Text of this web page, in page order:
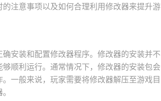
注意事项以及如何合理利用修改器来提升游
安装和配置修改器程序。修改器的安装并不
顺利运行。通常情况下，修改器的安装包会
一般来说，玩家需要将修改器解压至游戏目